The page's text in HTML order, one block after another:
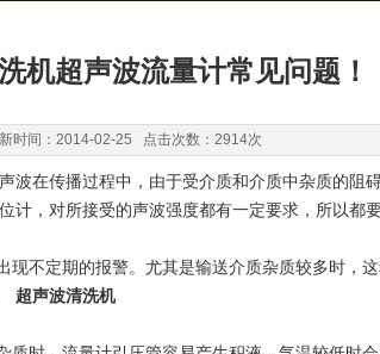
机超声波流量计常见问题！
时间：2014-02-25 点击次数：2914次
波在传播过程中，由于受介质和介质中杂质的阻
计，对所接受的声波强度都有一定要求，所以都
现不定期的报警。尤其是输送介质杂质较多时，
超声波清洗机